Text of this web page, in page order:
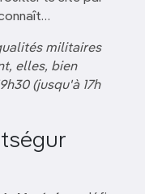
militaires
elles, bien
(jusqu'à 17h